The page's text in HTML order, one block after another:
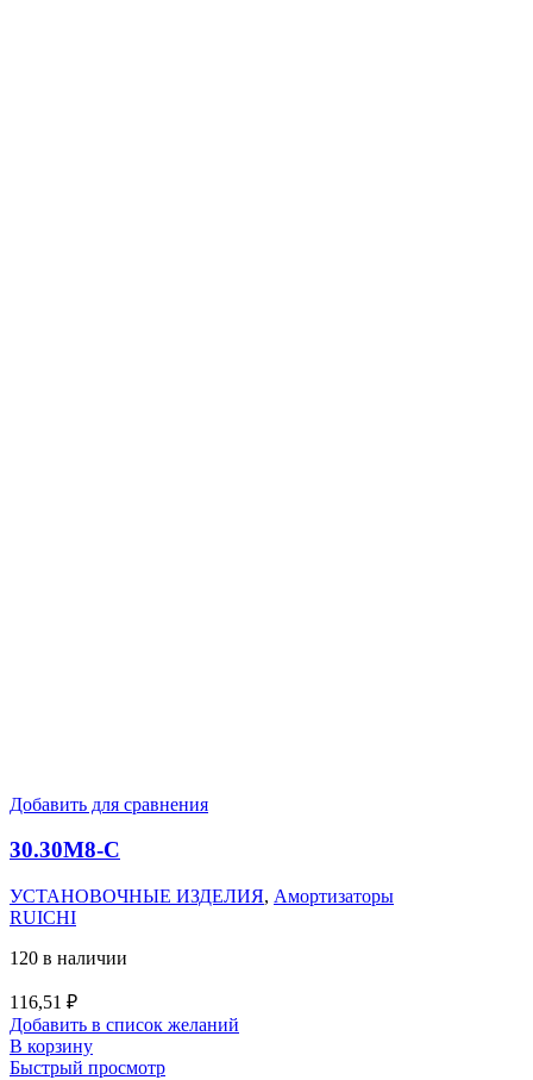
Добавить для сравнения
30.30M8-C
УСТАНОВОЧНЫЕ ИЗДЕЛИЯ, Амортизаторы
RUICHI
120 в наличии
116,51 ₽
Добавить в список желаний
В корзину
Быстрый просмотр